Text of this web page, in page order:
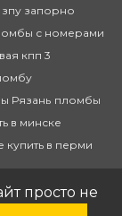
зпу запорно
с номерами
кпп 3
Рязань пломбы
в минске
в перми
(ЗПУ)
просто не